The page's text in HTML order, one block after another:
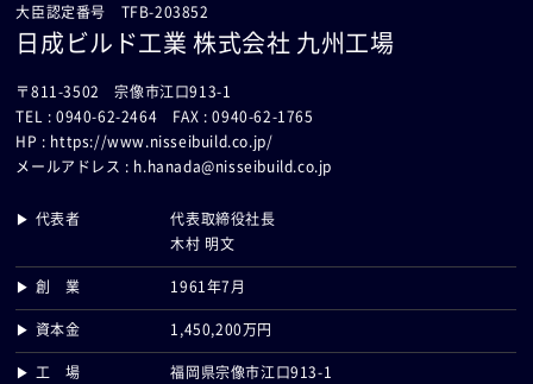
大臣認定番号 TFB-203852
日成ビルド工業 株式会社 九州工場
〒811-3502 宗像市江口913-1
TEL : 0940-62-2464 FAX : 0940-62-1765
HP : https://www.nisseibuild.co.jp/
メールアドレス : h.hanada@nisseibuild.co.jp
▶ 代表者
代表取締役社長
木村 明文
▶ 創 業
1961年7月
▶ 資本金
1,450,200万円
▶ 工 場
福岡県宗像市江口913-1